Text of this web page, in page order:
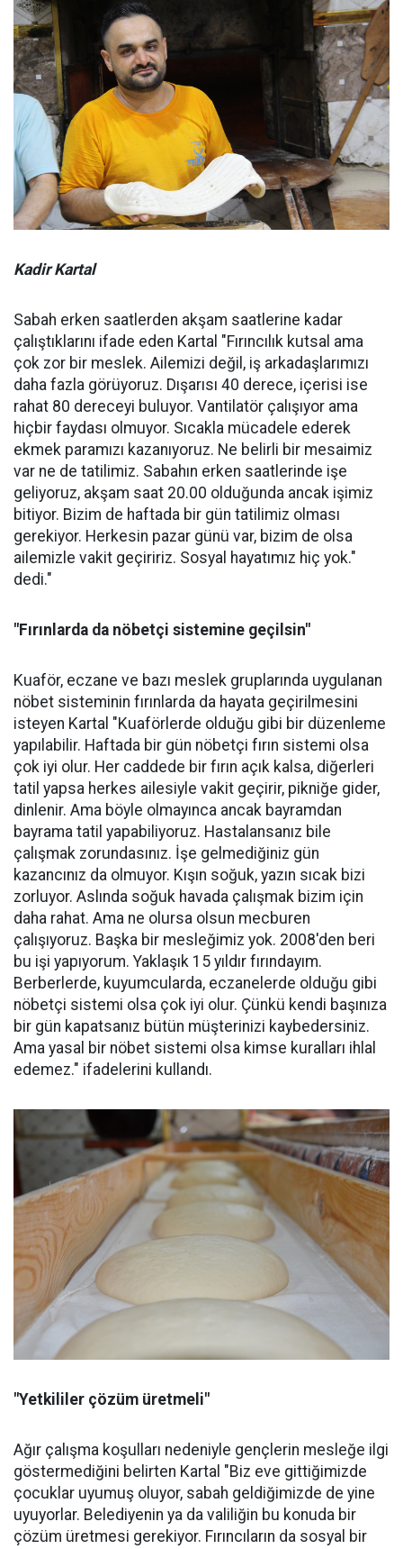
Kadir Kartal
Sabah erken saatlerden akşam saatlerine kadar
çalıştıklarını ifade eden Kartal "Fırıncılık kutsal ama
çok zor bir meslek. Ailemizi değil, iş arkadaşlarımızı
daha fazla görüyoruz. Dışarısı 40 derece, içerisi ise
rahat 80 dereceyi buluyor. Vantilatör çalışıyor ama
hiçbir faydası olmuyor. Sıcakla mücadele ederek
ekmek paramızı kazanıyoruz. Ne belirli bir mesaimiz
var ne de tatilimiz. Sabahın erken saatlerinde işe
geliyoruz, akşam saat 20.00 olduğunda ancak işimiz
bitiyor. Bizim de haftada bir gün tatilimiz olması
gerekiyor. Herkesin pazar günü var, bizim de olsa
ailemizle vakit geçiririz. Sosyal hayatımız hiç yok."
dedi."
"Fırınlarda da nöbetçi sistemine geçilsin"
Kuaför, eczane ve bazı meslek gruplarında uygulanan
nöbet sisteminin fırınlarda da hayata geçirilmesini
isteyen Kartal "Kuaförlerde olduğu gibi bir düzenleme
yapılabilir. Haftada bir gün nöbetçi fırın sistemi olsa
çok iyi olur. Her caddede bir fırın açık kalsa, diğerleri
tatil yapsa herkes ailesiyle vakit geçirir, pikniğe gider,
dinlenir. Ama böyle olmayınca ancak bayramdan
bayrama tatil yapabiliyoruz. Hastalansanız bile
çalışmak zorundasınız. İşe gelmediğiniz gün
kazancınız da olmuyor. Kışın soğuk, yazın sıcak bizi
zorluyor. Aslında soğuk havada çalışmak bizim için
daha rahat. Ama ne olursa olsun mecburen
çalışıyoruz. Başka bir mesleğimiz yok. 2008'den beri
bu işi yapıyorum. Yaklaşık 15 yıldır fırındayım.
Berberlerde, kuyumcularda, eczanelerde olduğu gibi
nöbetçi sistemi olsa çok iyi olur. Çünkü kendi başınıza
bir gün kapatsanız bütün müşterinizi kaybedersiniz.
Ama yasal bir nöbet sistemi olsa kimse kuralları ihlal
edemez." ifadelerini kullandı.
"Yetkililer çözüm üretmeli"
Ağır çalışma koşulları nedeniyle gençlerin mesleğe ilgi
göstermediğini belirten Kartal "Biz eve gittiğimizde
çocuklar uyumuş oluyor, sabah geldiğimizde de yine
uyuyorlar. Belediyenin ya da valiliğin bu konuda bir
çözüm üretmesi gerekiyor. Fırıncıların da sosyal bir